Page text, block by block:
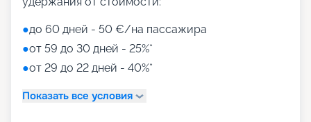
●до 60 дней - 50 €/на пассажира
●от 59 до 30 дней - 25%*
●от 29 до 22 дней - 40%*
Показать все условия